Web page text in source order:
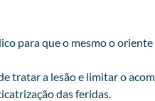
para que o mesmo o
tratar a lesão e limitar o
das feridas.